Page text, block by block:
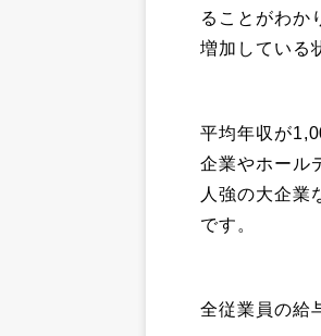
ることがわか
増加している
平均年収が
企業やホール
人強の大企業
です。
全従業員の給